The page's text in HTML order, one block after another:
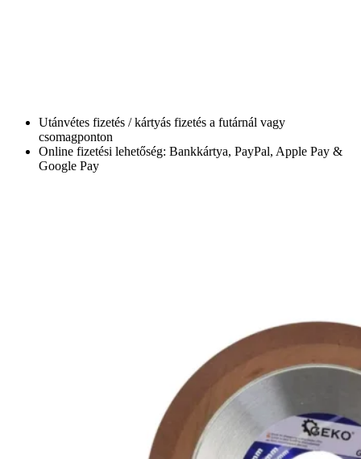
Utánvétes fizetés / kártyás fizetés a futárnál vagy
csomagponton
Online fizetési lehetőség: Bankkártya, PayPal, Apple Pay &
Google Pay